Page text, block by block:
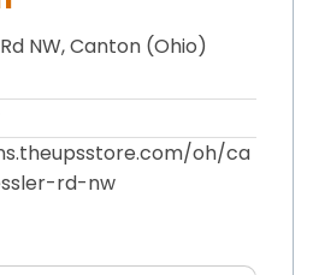
NW, Canton (Ohio)
oh/ca
rd-nw